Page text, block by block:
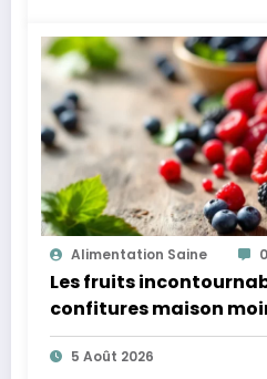
Alimentation Saine 0
Les fruits
confitures maison
plus légères
5 Août 2026